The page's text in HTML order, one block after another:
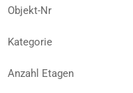
Objekt-Nr
Kategorie
Anzahl Etagen